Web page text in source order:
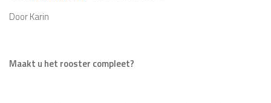
Door Karin
Maakt u het rooster compleet?